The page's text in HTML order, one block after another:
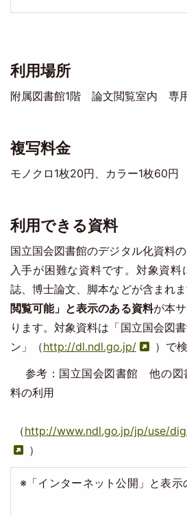
利用場所
附属図書館1階 論文閲覧室内 専
複写料金
モノクロ1枚20円、カラー1枚60円
利用できる資料
国立国会図書館のデジタル化資料
入手が困難な資料です。対象資
誌、博士論文、脚本などが含まれま
閲覧可能」と表示のある資料が本
ります。対象資料は「国立国会図
ン」（http://dl.ndl.go.jp/
）で
参考：国立国会図書館 他の図
料の利用
（http://www.ndl.go.jp/jp/use/
）
※「インターネット公開」と表